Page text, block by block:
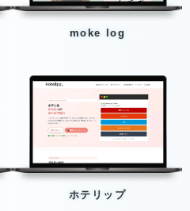
moke log
ホテリップ